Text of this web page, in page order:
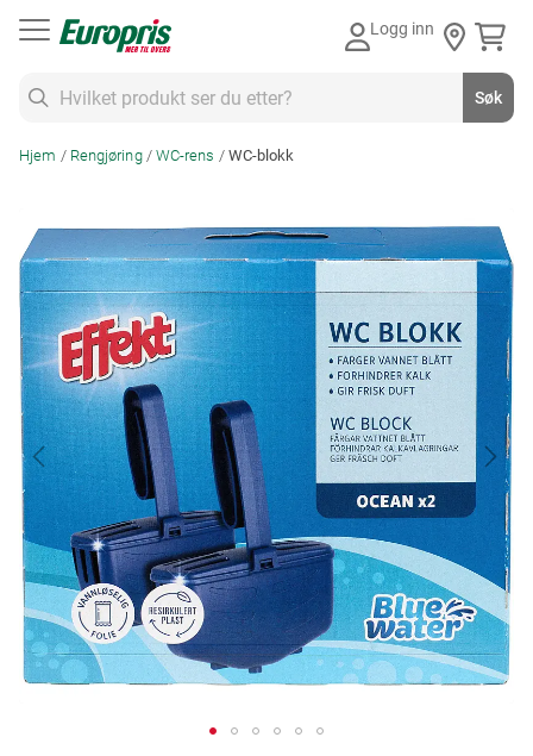
Logg inn
Søk
Hjem Rengjøring WC-rens WC-blokk
to
the
end
of
the
images
gallery